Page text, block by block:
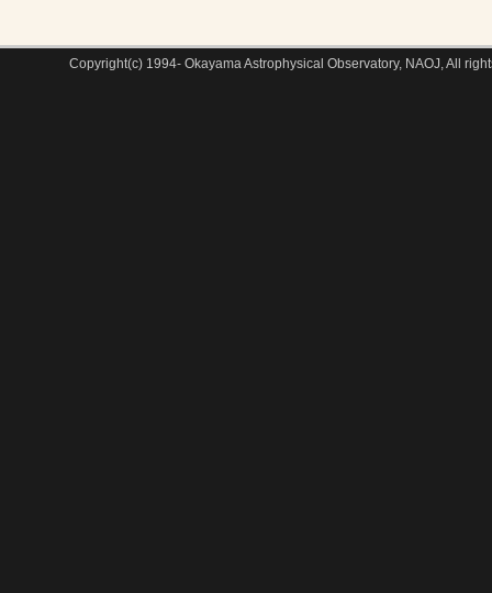
Copyright(c) 1994- Okayama Astrophysical Observatory, NAOJ, All